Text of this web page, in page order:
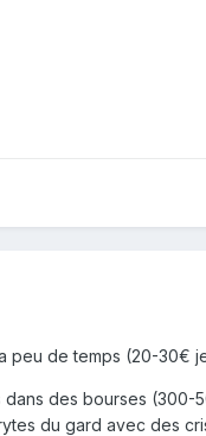
peu de temps (20-30€
des bourses
du gard avec des